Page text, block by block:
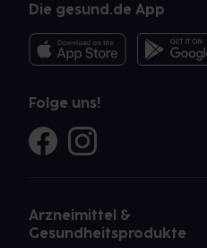
Die gesund.de App
Folge uns!
Arzneimittel &
Gesundheitsprodukte